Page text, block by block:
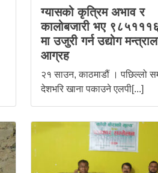
ग्यासको कृत्रिम अभाव र
कालोबजारी भए
मा उजुरी गर्न उद्योग
आग्रह
२१ साउन, काठमाडौं । पछिल्लो
देशभरि खाना पकाउने एलपी[...]